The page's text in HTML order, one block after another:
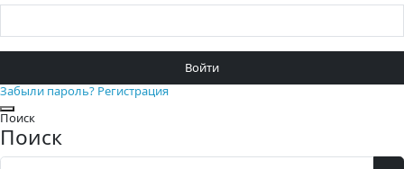
Войти
Забыли пароль? Регистрация
Закрыть
Поиск
Поиск